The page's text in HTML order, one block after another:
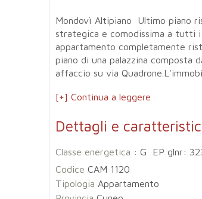
Mondovì Altipiano  Ultimo
strategica e comodissima a tutti
appartamento completamente
piano di una palazzina composta
affaccio su via
[+] Continua a leggere
Dettagli e
Classe energetica : G EP glnr:
Codice CAM 1120
Tipologia Appartamento